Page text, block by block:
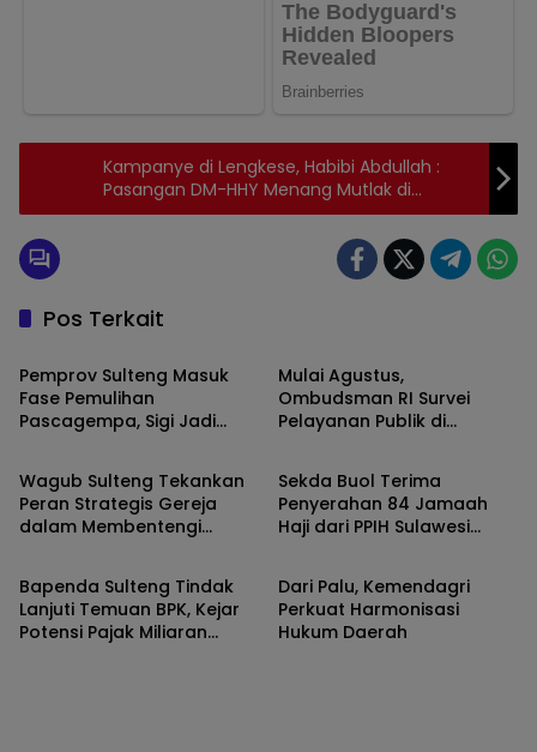
Kampanye di Lengkese, Habibi Abdullah :
Pasangan DM-HHY Menang Mutlak di
Mangarabombang
Pos Terkait
KOTA PALU
Pemprov Sulteng Masuk
Fase Pemulihan
Pascagempa, Sigi Jadi
Mulai Agustus,
Ombudsman RI Survei
Pelayanan Publik di
KOTA PALU
Wagub Sulteng Tekankan
Peran Strategis Gereja
dalam Membentengi
KOTA PALU
Sekda Buol Terima
Penyerahan 84 Jamaah
Haji dari PPIH Sulawesi
KOTA PALU
Bapenda Sulteng Tindak
Lanjuti Temuan BPK, Kejar
Potensi Pajak Miliaran
KOTA PALU
Dari Palu, Kemendagri
Perkuat Harmonisasi
Hukum Daerah